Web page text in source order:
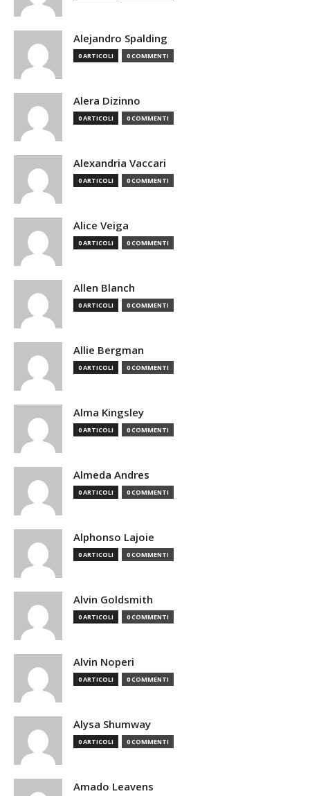
Alejandro Spalding
0 ARTICOLI 0 COMMENTI
Alera Dizinno
0 ARTICOLI 0 COMMENTI
Alexandria Vaccari
0 ARTICOLI 0 COMMENTI
Alice Veiga
0 ARTICOLI 0 COMMENTI
Allen Blanch
0 ARTICOLI 0 COMMENTI
Allie Bergman
0 ARTICOLI 0 COMMENTI
Alma Kingsley
0 ARTICOLI 0 COMMENTI
Almeda Andres
0 ARTICOLI 0 COMMENTI
Alphonso Lajoie
0 ARTICOLI 0 COMMENTI
Alvin Goldsmith
0 ARTICOLI 0 COMMENTI
Alvin Noperi
0 ARTICOLI 0 COMMENTI
Alysa Shumway
0 ARTICOLI 0 COMMENTI
Amado Leavens